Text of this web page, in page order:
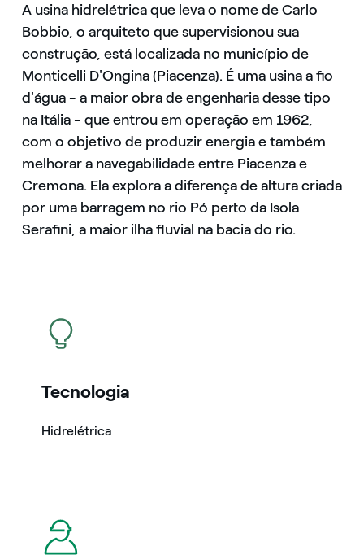
A usina hidrelétrica que leva o nome de Carlo
Bobbio, o arquiteto que supervisionou sua
construção, está localizada no município de
Monticelli D'Ongina (Piacenza). É uma usina a fio
d'água - a maior obra de engenharia desse tipo
na Itália - que entrou em operação em 1962,
com o objetivo de produzir energia e também
melhorar a navegabilidade entre Piacenza e
Cremona. Ela explora a diferença de altura criada
por uma barragem no rio Pó perto da Isola
Serafini, a maior ilha fluvial na bacia do rio.
icon
Tecnologia
Hidrelétrica
icon